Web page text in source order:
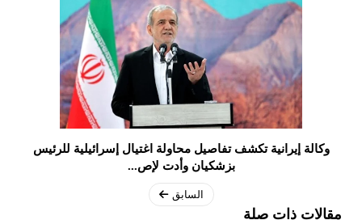
وكالة إيرانية تكشف تفاصيل محاولة اغتيال إسرائيلية للرئيس
بزشكيان وأدت لإص...
السابق
مقالات ذات صلة